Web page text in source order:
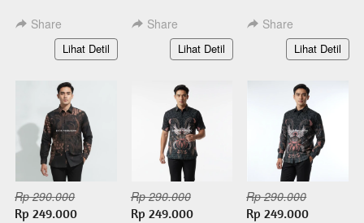
PENDEK BATIK
SLIMFIT
Share
`Lihat Detil
PANJANG BATIK
SLIMFIT
Share
`
Lihat Detil
SLIMFIT
Share
`Lihat Detil
Rp 290.000
Rp 249.000
Rp 290.000
Rp 249.000
Rp 290.000
Rp 249.000